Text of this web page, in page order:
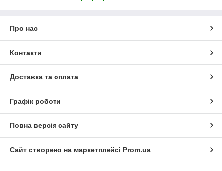
Про нас
Контакти
Доставка та оплата
Графік роботи
Повна версія сайту
Сайт створено на маркетплейсі Prom.ua